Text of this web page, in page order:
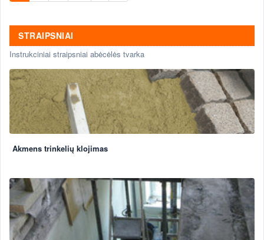
STRAIPSNIAI
Instrukciniai straipsniai abėcėlės tvarka
Akmens trinkelių klojimas